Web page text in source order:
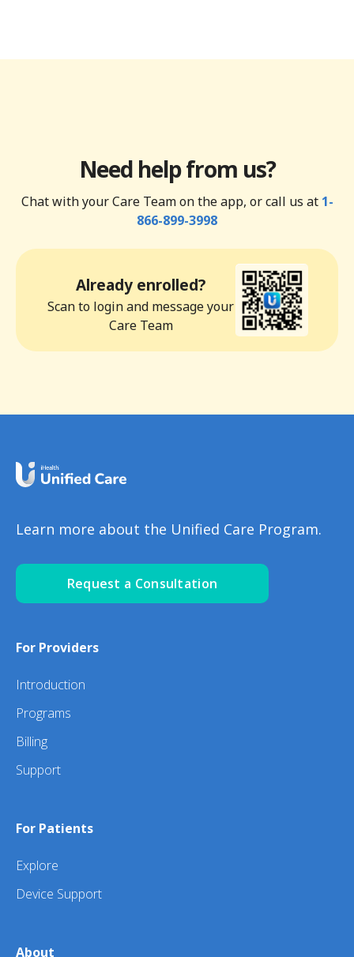
Need help from us?
Chat with your Care Team on the app, or call us at 1-
866-899-3998
Already enrolled?
Scan to login and message your
Care Team
Learn more about the Unified Care Program.
Request a Consultation
For Providers
Introduction
Programs
Billing
Support
For Patients
Explore
Device Support
About